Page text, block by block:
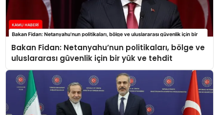
Bakan Fidan: Netanyahu’nun politikaları, bölge ve
uluslararası güvenlik için bir yük ve tehdit